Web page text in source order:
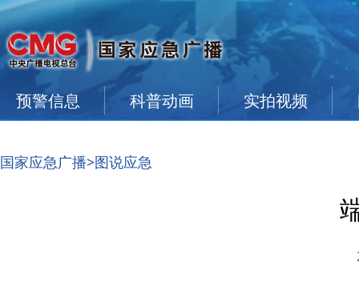
预警信息 科普动画 实拍视频
国家应急广播>图说应急